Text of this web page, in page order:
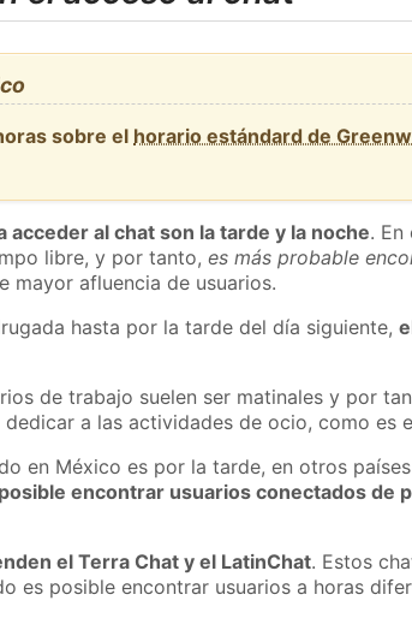
sobre el horario estándard de
acceder al chat son la tarde y la noche. En
libre, y por tanto,es más probable
mayor afluencia de usuarios.
hasta por la tarde del día siguiente,
de trabajo suelen ser matinales y por
a las actividades de ocio, como es
en México es por la tarde, en otros
encontrar usuarios conectados de
el Terra Chat y el LatinChat. Estos
es posible encontrar usuarios a horas